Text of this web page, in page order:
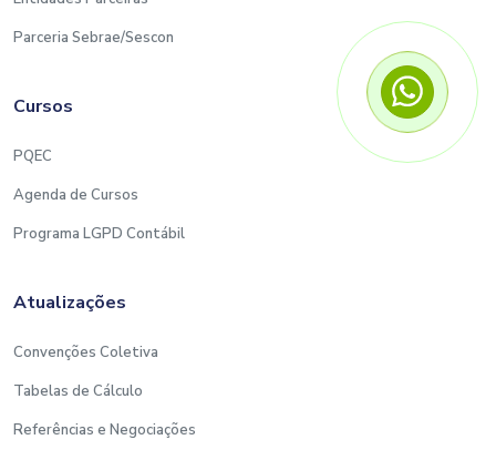
Parceria Sebrae/Sescon
Cursos
PQEC
Agenda de Cursos
Programa LGPD Contábil
Atualizações
Convenções Coletiva
Tabelas de Cálculo
Referências e Negociações